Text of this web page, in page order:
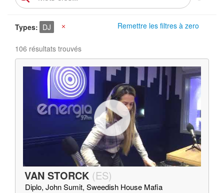
Remettre les filtres à zero
Types DJ
106 résultats trouvés
VAN STORCK (ES)
Diplo, John Sumit, Sweedish House Mafia